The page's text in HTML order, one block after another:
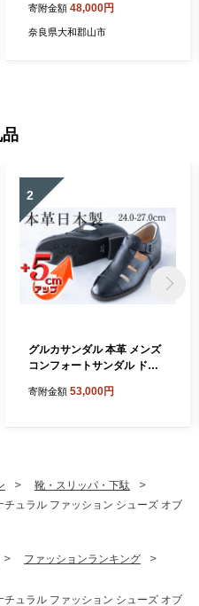
寄附金額 48,000円
奈良県大和郡山市
2
グルカサンダル 本革 メンズ
コンフォートサンダル ドラ
ットシューズ 牛革 ソフトシ
寄附金額 53,000円
靴・スリッパ・下駄
チュラル ファッション シューズ オブ
ファッションランキング
チュラル ファッション シューズ オブ